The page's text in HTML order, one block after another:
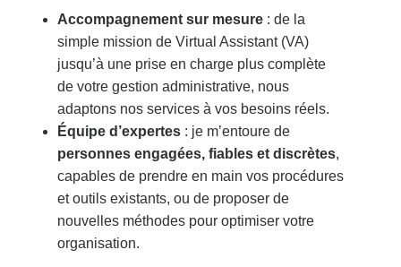
Accompagnement sur mesure : de la
simple mission de Virtual Assistant (VA)
jusqu’à une prise en charge plus complète
de votre gestion administrative, nous
adaptons nos services à vos besoins réels.
Équipe d’expertes : je m’entoure de
personnes engagées, fiables et discrètes,
capables de prendre en main vos procédures
et outils existants, ou de proposer de
nouvelles méthodes pour optimiser votre
organisation.